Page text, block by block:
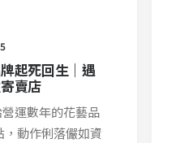
起死回生｜遇
賣店
運數年的花藝品
，動作俐落儼如資